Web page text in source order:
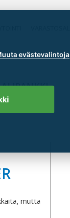
mutta
evästevalintoja